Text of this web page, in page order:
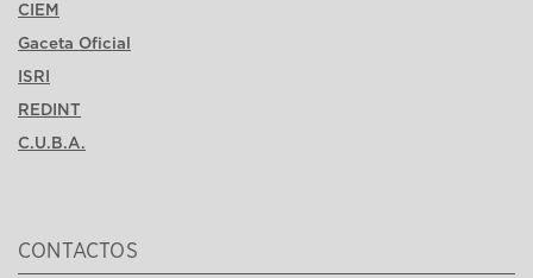
CIEM
Gaceta Oficial
ISRI
REDINT
C.U.B.A.
CONTACTOS